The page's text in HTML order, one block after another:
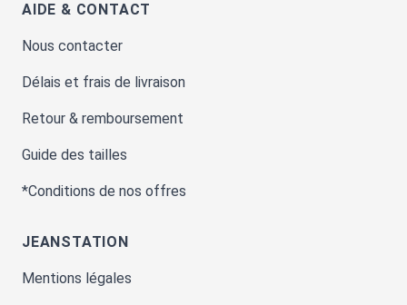
AIDE & CONTACT
Nous contacter
Délais et frais de livraison
Retour & remboursement
Guide des tailles
*Conditions de nos offres
JEANSTATION
Mentions légales